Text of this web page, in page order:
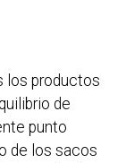
los productos
de
punto
de los sacos